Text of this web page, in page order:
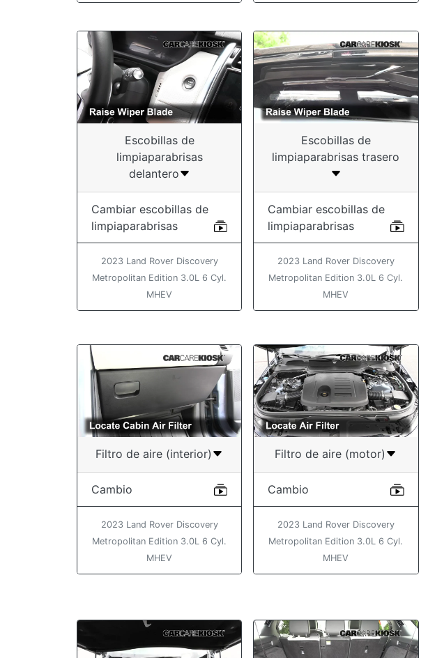
Escobillas de
limpiaparabrisas
delantero
Cambiar escobillas de
limpiaparabrisas
2023 Land Rover Discovery
Metropolitan Edition 3.0L 6 Cyl.
MHEV
Escobillas de
limpiaparabrisas trasero
Cambiar escobillas de
limpiaparabrisas
2023 Land Rover Discovery
Metropolitan Edition 3.0L 6 Cyl.
MHEV
Filtro de aire (interior)
Cambio
2023 Land Rover Discovery
Metropolitan Edition 3.0L 6 Cyl.
MHEV
Filtro de aire (motor)
Cambio
2023 Land Rover Discovery
Metropolitan Edition 3.0L 6 Cyl.
MHEV